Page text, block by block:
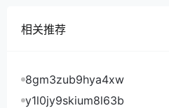
扩展阅读：CloudCone注册教
相关推荐
8gm3zub9hya4xw
y1l0jy9skium8l63b